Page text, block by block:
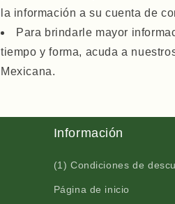
la información a su cuenta de
Para brindarle mayor
tiempo y forma, acuda a
Mexicana.
Información
(1) Condiciones de
Página de inicio